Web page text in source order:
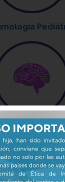
Neurología